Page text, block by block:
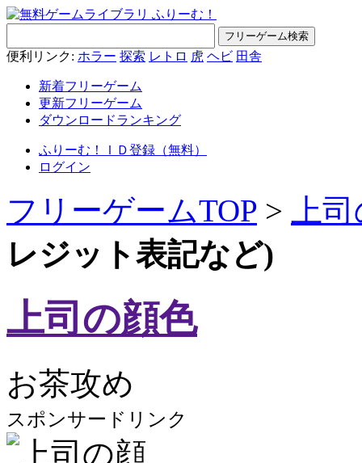
便利リンク: ホラー 探索 レトロ 虎 ヘビ 田舎
新着フリーゲーム
更新フリーゲーム
ダウンロードランキング
ふりーむ！ＩＤ登録（無料）
ログイン
フリーゲームTOP >
上
レジット表記など)
上司の顔色
お茶攻め
スポンサードリンク